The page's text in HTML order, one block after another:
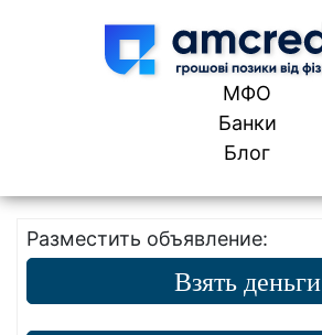
МФО
Банки
Блог
Разместить объявление:
Взять деньги